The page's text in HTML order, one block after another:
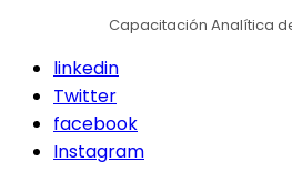
Capacitación Analítica
linkedin
Twitter
facebook
Instagram